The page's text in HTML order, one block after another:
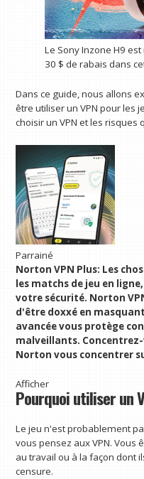
Le Sony Inzone H9
30 $ de rabais dans
Dans ce guide, nous allons
être utiliser un VPN pour les
choisir un VPN et les risques
Parrainé
Norton VPN Plus: Les
les matchs de jeu en
votre sécurité. Norton
d'être doxxé en
avancée vous protège
malveillants.
Norton vous concentrer
Afficher
Pourquoi utiliser un
Le jeu n'est probablement
vous pensez aux VPN. Vous
au travail ou à la façon dont
censure.